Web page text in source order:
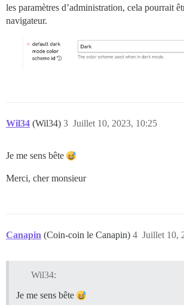
les paramètres d’administration, cela pourrait
navigateur.
Wil34 (Wil34) Juillet 10, 2023, 10:25
3
Je me sens bête
Merci, cher monsieur
Canapin (Coin-coin le Canapin) Juillet 10,
4
Wil34:
Je me sens bête